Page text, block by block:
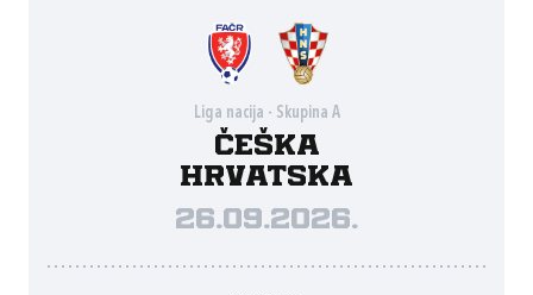
Liga nacija - Skupina A
Češka
Hrvatska
26.09.2026.